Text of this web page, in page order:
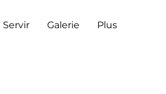
Servir Galerie Plus